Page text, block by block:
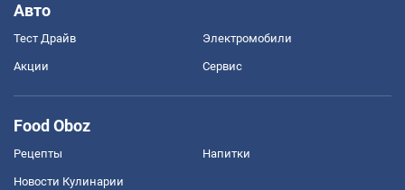
Авто
Тест Драйв Электромобили
Акции Сервис
Food Oboz
Рецепты Напитки
Новости Кулинарии